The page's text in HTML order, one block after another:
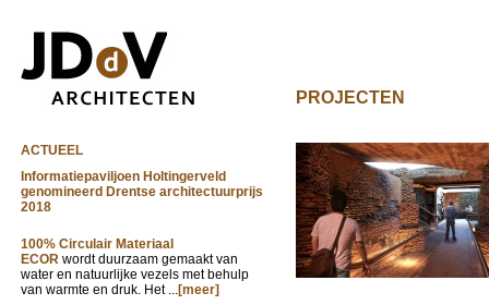
PROJECTEN
ACTUEEL
Informatiepaviljoen Holtingerveld
genomineerd Drentse architectuurprijs
2018
100% Circulair Materiaal
ECOR wordt duurzaam gemaakt van
water en natuurlijke vezels met behulp
van warmte en druk. Het ...[meer]